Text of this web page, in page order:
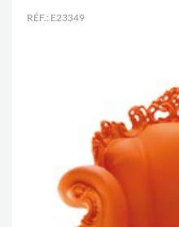
RÉF.: E23349